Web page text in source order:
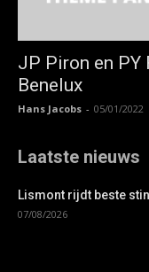
JP Piron en PY
Benelux
Hans Jacobs - 05/01/2022
Laatste nieuws
Lismont rijdt beste
07/08/2026